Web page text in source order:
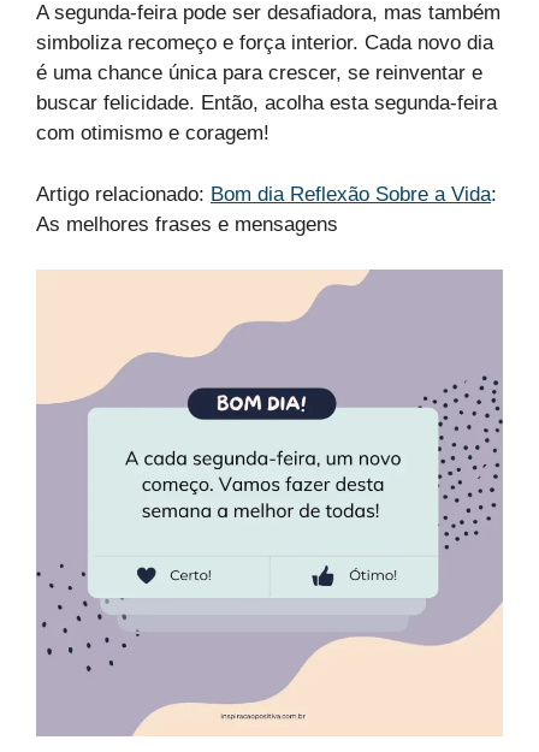
A segunda-feira pode ser desafiadora, mas também
simboliza recomeço e força interior. Cada novo dia
é uma chance única para crescer, se reinventar e
buscar felicidade. Então, acolha esta segunda-feira
com otimismo e coragem!
Artigo relacionado: Bom dia Reflexão Sobre a Vida​:
As melhores frases e mensagens